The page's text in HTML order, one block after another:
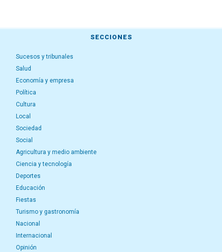
SECCIONES
Sucesos y tribunales
Salud
Economía y empresa
Política
Cultura
Local
Sociedad
Social
Agricultura y medio ambiente
Ciencia y tecnología
Deportes
Educación
Fiestas
Turismo y gastronomía
Nacional
Internacional
Opinión